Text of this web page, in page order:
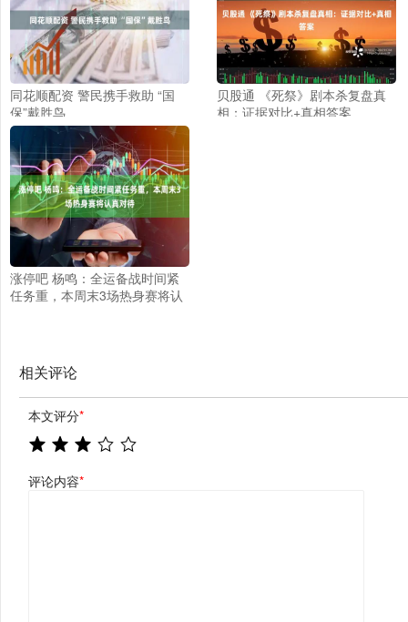
同花顺配资 警民携手救助 “国
保”戴胜鸟
贝股通 《死祭》剧本杀复盘真
相：证据对比+真相答案
涨停吧 杨鸣：全运备战时间紧
任务重，本周末3场热身赛将认
相关评论
本文评分*
评论内容*